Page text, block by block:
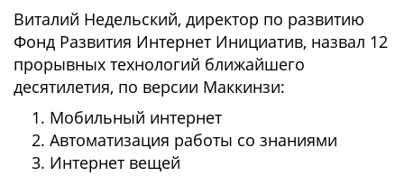
Виталий Недельский, директор по развитию
Фонд Развития Интернет Инициатив, назвал 12
прорывных технологий ближайшего
десятилетия, по версии Маккинзи:
Мобильный интернет
Автоматизация работы со знаниями
Интернет вещей